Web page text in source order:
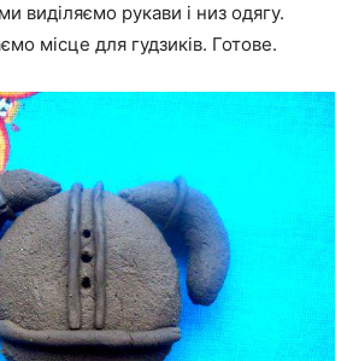
виділяємо рукави і низ одягу.
місце для гудзиків. Готове.